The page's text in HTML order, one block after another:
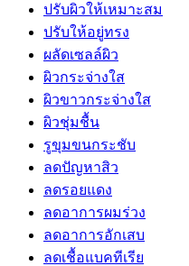
ปรับผิวให้เหมาะสม
ปรับให้อยู่ทรง
ผลัดเซลล์ผิว
ผิวกระจ่างใส
ผิวขาวกระจ่างใส
ผิวชุ่มชื้น
รูขุมขนกระชับ
ลดปัญหาสิว
ลดรอยแดง
ลดอาการผมร่วง
ลดอาการอักเสบ
ลดเชื้อแบคทีเรีย